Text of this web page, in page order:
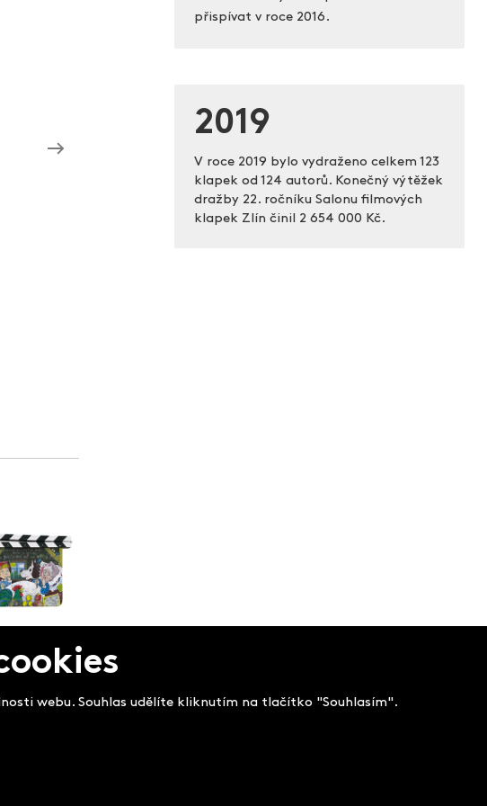
přispívat v roce 2016.
2019
V roce 2019 bylo vydraženo celkem 123
klapek od 124 autorů. Konečný výtěžek
dražby 22. ročníku Salonu filmových
klapek Zlín činil 2 654 000 Kč.
webu. Souhlas udělíte kliknutím na tlačítko "Souhlasím".